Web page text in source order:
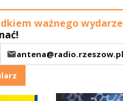
ważnego
antena@radio.rzeszow.pl